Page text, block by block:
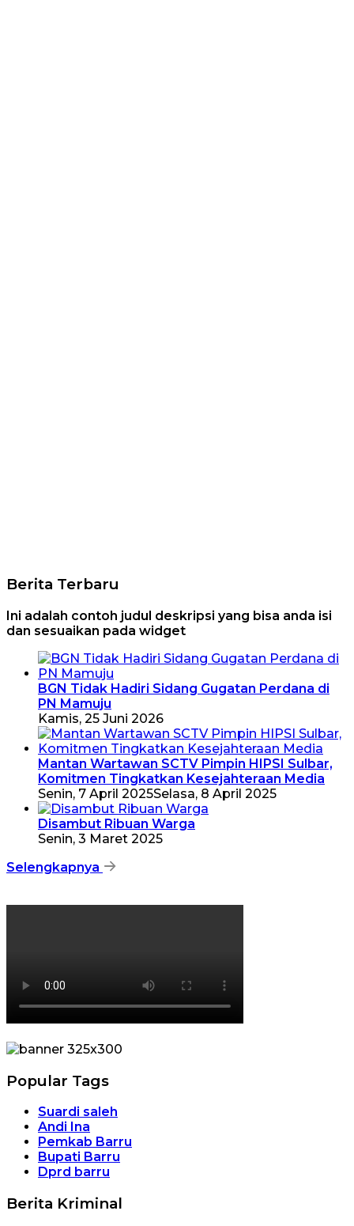
Berita Terbaru
Ini adalah contoh judul deskripsi yang bisa anda isi
dan sesuaikan pada widget
BGN Tidak Hadiri Sidang Gugatan Perdana di
PN Mamuju
Kamis, 25 Juni 2026
Mantan Wartawan SCTV Pimpin HIPSI Sulbar,
Komitmen Tingkatkan Kesejahteraan Media
Senin, 7 April 2025Selasa, 8 April 2025
Disambut Ribuan Warga
Senin, 3 Maret 2025
Selengkapnya
Popular Tags
Suardi saleh
Andi Ina
Pemkab Barru
Bupati Barru
Dprd barru
Berita Kriminal